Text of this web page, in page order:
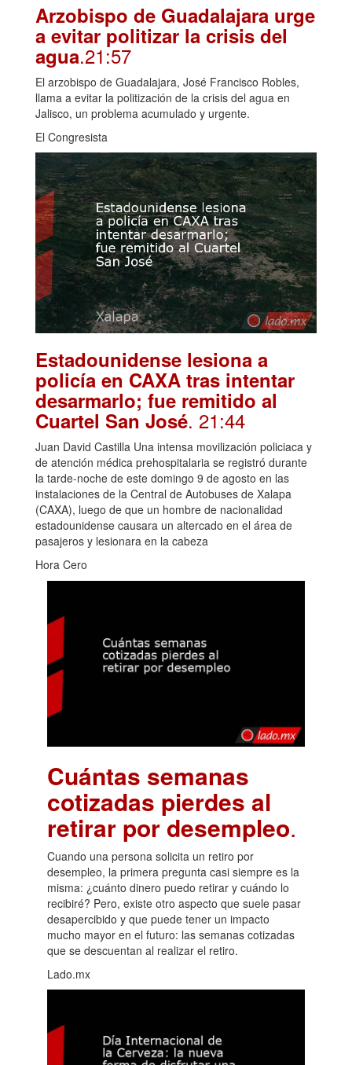
Arzobispo de Guadalajara urge
a evitar politizar la crisis del
agua.21:57
El arzobispo de Guadalajara, José Francisco Robles,
llama a evitar la politización de la crisis del agua en
Jalisco, un problema acumulado y urgente.
El Congresista
Estadounidense lesiona a
policía en CAXA tras intentar
desarmarlo; fue remitido al
Cuartel San José. 21:44
Juan David Castilla Una intensa movilización policiaca y
de atención médica prehospitalaria se registró durante
la tarde-noche de este domingo 9 de agosto en las
instalaciones de la Central de Autobuses de Xalapa
(CAXA), luego de que un hombre de nacionalidad
estadounidense causara un altercado en el área de
pasajeros y lesionara en la cabeza
Hora Cero
Cuántas semanas
cotizadas pierdes al
retirar por desempleo.
Cuando una persona solicita un retiro por
desempleo, la primera pregunta casi siempre es la
misma: ¿cuánto dinero puedo retirar y cuándo lo
recibiré? Pero, existe otro aspecto que suele pasar
desapercibido y que puede tener un impacto
mucho mayor en el futuro: las semanas cotizadas
que se descuentan al realizar el retiro.
Lado.mx